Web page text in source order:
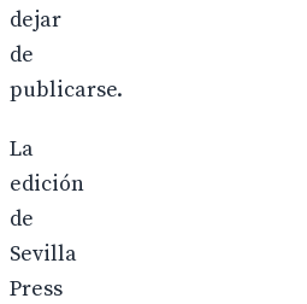
dejar
de
publicarse.
La
edición
de
Sevilla
Press